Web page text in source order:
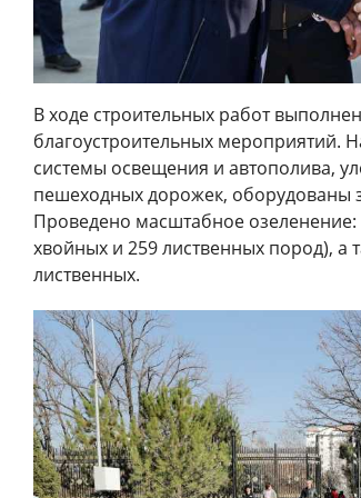
В ходе строительных работ
благоустроительных мероприятий.
системы освещения и автополива,
пешеходных дорожек, оборудованы
Проведено масштабное
хвойных и 259 лиственных пород), а
лиственных.